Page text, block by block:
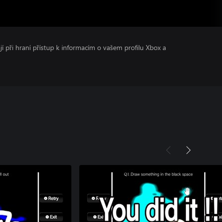
při hraní přístup k informacím o vašem profilu Xbox a